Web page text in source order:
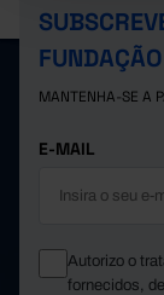
FUNDAÇÃO
MANTENHA-SE A
E-MAIL
Autorizo o
fornecidos,